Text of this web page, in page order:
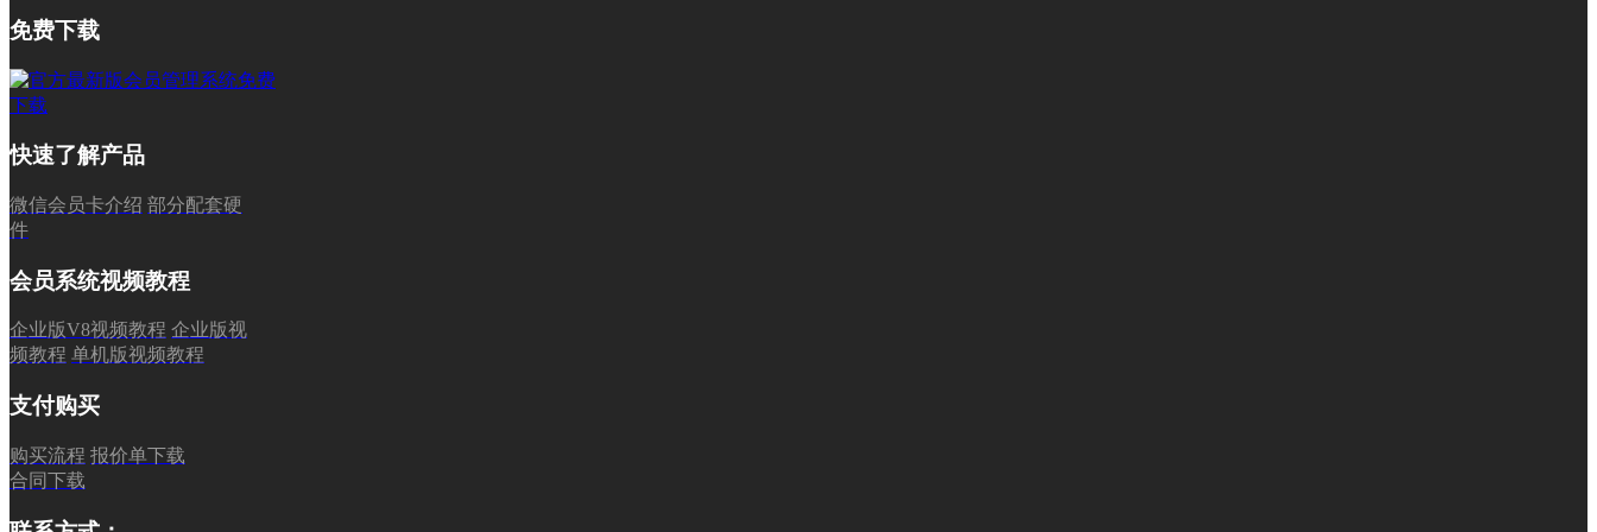
免费下载
快速了解产品
微信会员卡介绍 部分配套硬
件
会员系统视频教程
企业版V8视频教程 企业版视
频教程 单机版视频教程
支付购买
购买流程 报价单下载
合同下载